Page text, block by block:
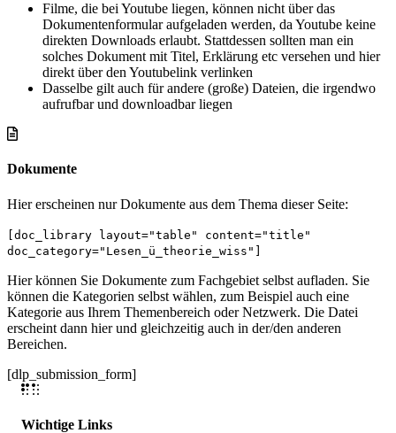
Filme, die bei Youtube liegen, können nicht über das
Dokumentenformular aufgeladen werden, da Youtube keine
direkten Downloads erlaubt. Stattdessen sollten man ein
solches Dokument mit Titel, Erklärung etc versehen und hier
direkt über den Youtubelink verlinken
Dasselbe gilt auch für andere (große) Dateien, die irgendwo
aufrufbar und downloadbar liegen
Dokumente
Hier erscheinen nur Dokumente aus dem Thema dieser Seite:
[doc_library layout="table" content="title"
doc_category="Lesen_ü_theorie_wiss"]
Hier können Sie Dokumente zum Fachgebiet selbst aufladen. Sie
können die Kategorien selbst wählen, zum Beispiel auch eine
Kategorie aus Ihrem Themenbereich oder Netzwerk. Die Datei
erscheint dann hier und gleichzeitig auch in der/den anderen
Bereichen.
[dlp_submission_form]
Wichtige Links